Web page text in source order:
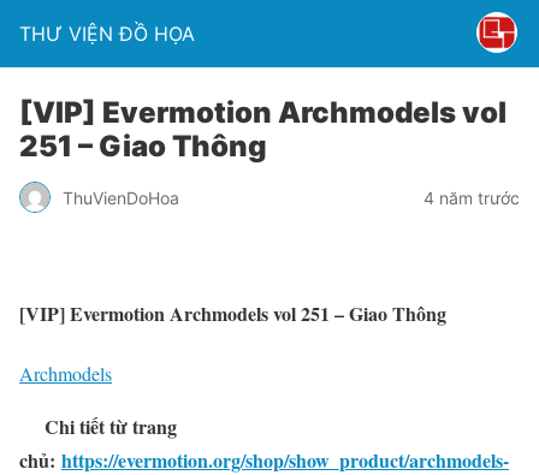
THƯ VIỆN ĐỒ HỌA
[VIP] Evermotion Archmodels vol
251 – Giao Thông
ThuVienDoHoa 4 năm trước
[VIP] Evermotion Archmodels vol 251 – Giao Thông
Archmodels
Chi tiết từ trang
chủ: https://evermotion.org/shop/show_product/archmodels-